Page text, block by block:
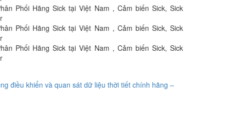
Phối Hãng Sick tại Việt Nam , Cảm biến Sick, Sick
Phối Hãng Sick tại Việt Nam , Cảm biến Sick, Sick
Phối Hãng Sick tại Việt Nam , Cảm biến Sick, Sick
điều khiển và quan sát dữ liệu thời tiết chính hãng –